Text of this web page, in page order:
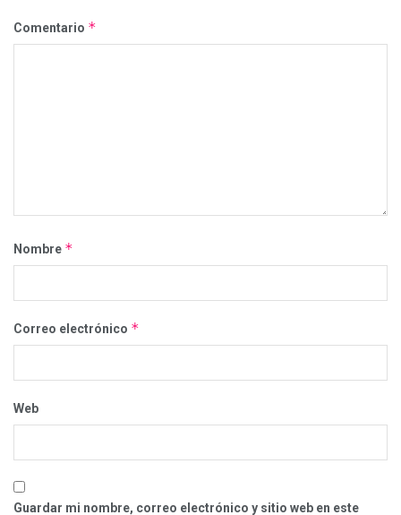
Comentario *
Nombre *
Correo electrónico *
Web
Guardar mi nombre, correo electrónico y sitio web en este